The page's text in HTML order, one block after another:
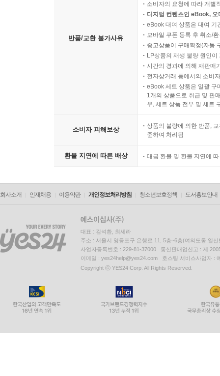
반품/교환 불가사유
소비자의 요청에 따라 개별
디지털 컨텐츠인 eBook,
eBook 대여 상품은 대여 기
모바일 쿠폰 등록 후 취소/
중고상품이 구매확정(자동
LP상품의 재생 불량 원인
시간의 경과에 의해 재판매
전자상거래 등에서의 소비
eBook 세트 상품은 일괄 구
1개의 상품으로 취급 및 판
우, 세트 상품 전부 및 세트
소비자 피해보상
상품의 불량에 의한 반품,
준하여 처리됨
환불 지연에 따른 배상 대금 환불 및 환불 지연에
회사소개 인재채용 이용약관 개인정보처리방침 청소년보호정책 도서홍보안내
대표 : 김석환, 최세라
주소 : 서울시 영등포구 은행로 11, 5층~6층(여의도동,일신
사업자등록번호 : 229-81-37000 통신판매업신고 : 제
이메일 : yes24help@yes24.com 호스팅 서비스사업자 :
Copyright ⓒ YES24 Corp. All Rights Reserved.